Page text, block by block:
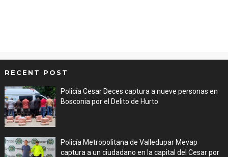
RECENT POST
Policía Cesar Deces captura a nueve personas en
Bosconia por el Delito de Hurto
Policía Metropolitana de Valledupar Mevap
captura a un ciudadano en la capital del Cesar por